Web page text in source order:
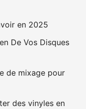
en 2025
De Vos Disques
de mixage pour
des vinyles en